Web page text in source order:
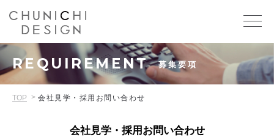
REQUIREMENT 募集要項
TOP 会社見学・採用お問い合わせ
会社見学・採用お問い合わせ